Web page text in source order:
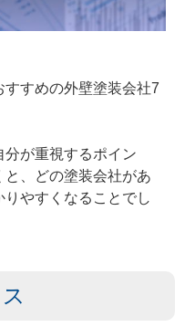
すめの外壁塗装会社7
が重視するポイン
と、どの塗装会社があ
やすくなることでし